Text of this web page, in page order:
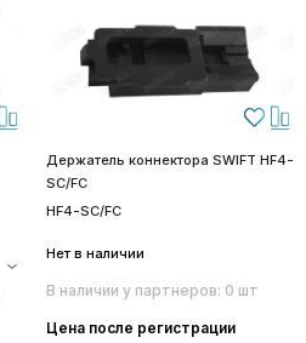
Держатель коннектора SWIFT HF4-
SC/FC
HF4-SC/FC
Нет в наличии
В наличии у партнеров: 0 шт
Цена после регистрации